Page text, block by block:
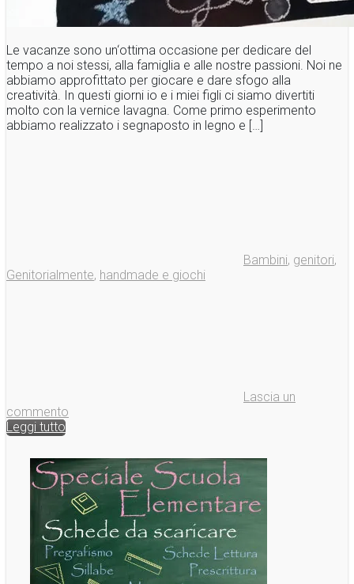
Le vacanze sono un‘ottima occasione per dedicare del
tempo a noi stessi, alla famiglia e alle nostre passioni. Noi ne
abbiamo approfittato per giocare e dare sfogo alla
creatività. In questi giorni io e i miei figli ci siamo divertiti
molto con la vernice lavagna. Come primo esperimento
abbiamo realizzato i segnaposto in legno e […]
Bambini, genitori,
Genitorialmente, handmade e giochi
Lascia un
commento
Leggi tutto